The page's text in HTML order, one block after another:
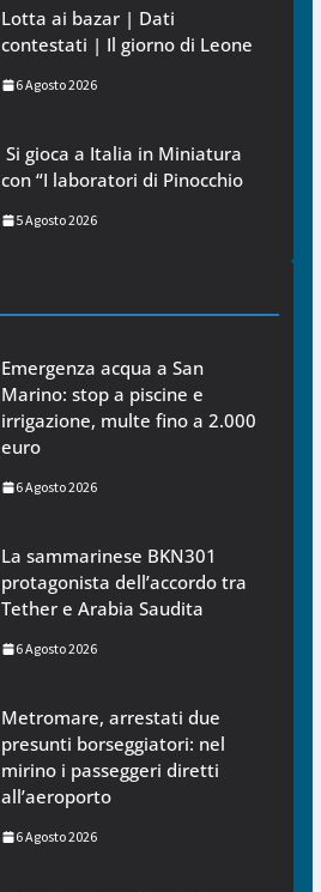
Lotta ai bazar | Dati
contestati | Il giorno di Leone
6 Agosto 2026
Si gioca a Italia in Miniatura
con “I laboratori di Pinocchio
5 Agosto 2026
Emergenza acqua a San
Marino: stop a piscine e
irrigazione, multe fino a 2.000
euro
6 Agosto 2026
La sammarinese BKN301
protagonista dell’accordo tra
Tether e Arabia Saudita
6 Agosto 2026
Metromare, arrestati due
presunti borseggiatori: nel
mirino i passeggeri diretti
all’aeroporto
6 Agosto 2026